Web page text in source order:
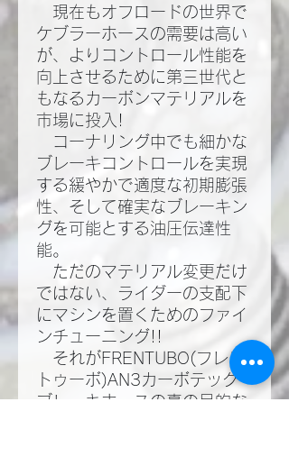
現在もオフロードの世界で
ケブラーホースの需要は高い
が、よりコントロール性能を
向上させるために第三世代と
もなるカーボンマテリアルを
市場に投入!​
コーナリング中でも細かな
ブレーキコントロールを実現
する緩やかで適度な初期膨張
性、そして確実なブレーキン
グを可能とする油圧伝達性
能。​
ただのマテリアル変更だけ
ではない、ライダーの支配下
にマシンを置くためのファイ
ンチューニング!!​
それがFRENTUBO(フレン
トゥーボ)AN3カーボテック
ブレーキホースの真の目的な